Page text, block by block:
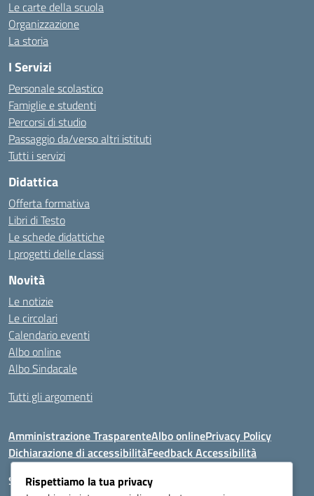
Le carte della scuola
Organizzazione
La storia
I Servizi
Personale scolastico
Famiglie e studenti
Percorsi di studio
Passaggio da/verso altri istituti
Tutti i servizi
Didattica
Offerta formativa
Libri di Testo
Le schede didattiche
I progetti delle classi
Novità
Le notizie
Le circolari
Calendario eventi
Albo online
Albo Sindacale
Tutti gli argomenti
Amministrazione TrasparenteAlbo onlinePrivacy Policy
Dichiarazione di accessibilitàFeedback Accessibilità
Seguici su:
Rispettiamo la tua privacy